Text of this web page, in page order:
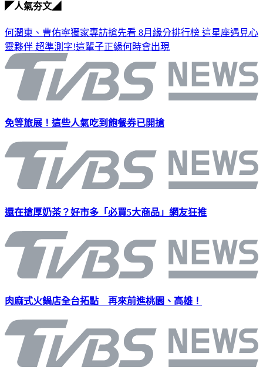
◤人氣夯文◢
何潤東、曹佑寧獨家專訪搶先看 8月緣分排行榜 這星座遇見心
靈夥伴 超準測字!這輩子正緣何時會出現
免等旅展！這些人氣吃到飽餐券已開搶
還在搶厚奶茶？好市多「必買5大商品」網友狂推
肉麻式火鍋店全台拓點 再來前進桃園、高雄！